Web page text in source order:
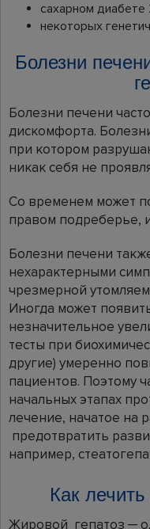
сахарном диабете
некоторых
Болезни
Болезни печени
дискомфорта.
при котором
никак себя не
Со временем может
правом подреберье,
Болезни печени
нехарактерными
чрезмерной
Иногда может
незначительное
тесты при
другие) умеренно
пациентов. Поэтому
начальных этапах
лечение, начатое на
предотвратить
например,
Как
Жировой гепатоз ─